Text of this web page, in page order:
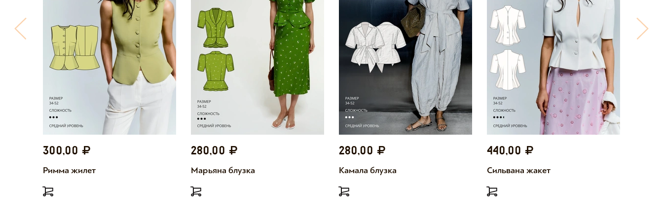
300,00
Римма жилет
280,00
Марьяна блузка
280,00
Камала блузка
440,00
Сильвана жакет